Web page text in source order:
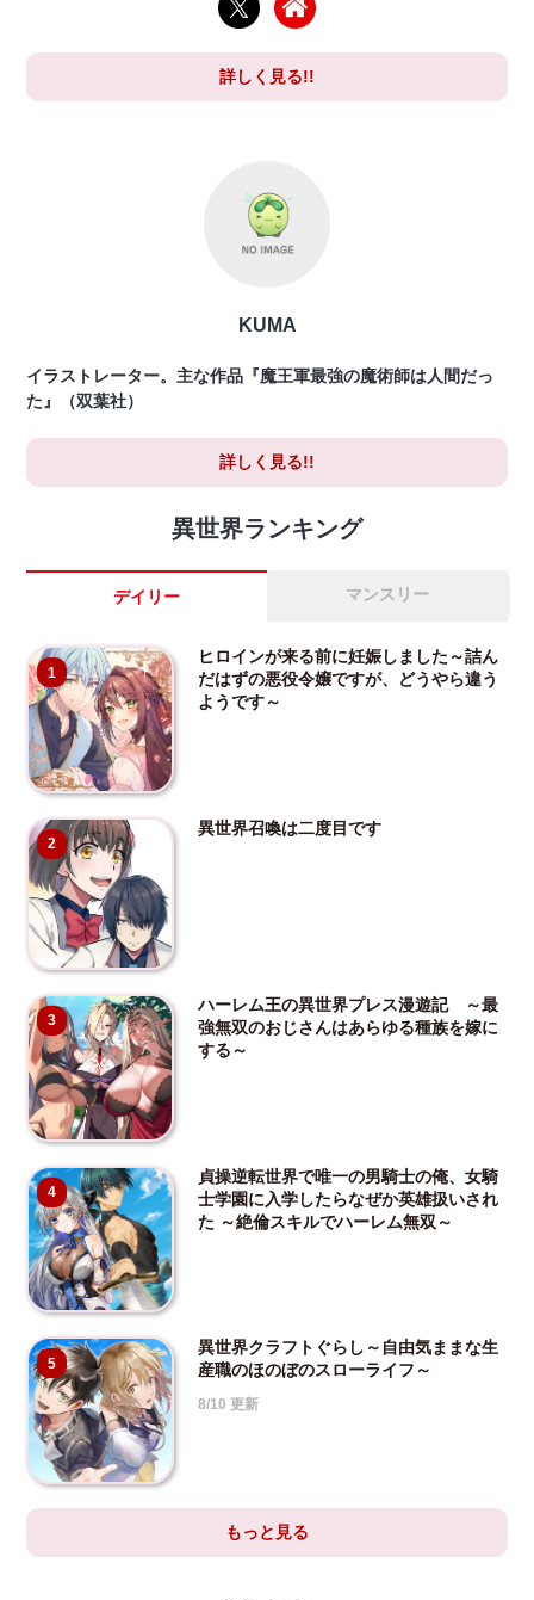
詳しく見る!!
KUMA
イラストレーター。主な作品『魔王軍最強の魔術師は人間だっ
た』（双葉社）
詳しく見る!!
異世界ランキング
デイリー マンスリー
1
ヒロインが来る前に妊娠しました～詰ん
だはずの悪役令嬢ですが、どうやら違う
ようです～
2
異世界召喚は二度目です
3
ハーレム王の異世界プレス漫遊記 ～最
強無双のおじさんはあらゆる種族を嫁に
する～
4
貞操逆転世界で唯一の男騎士の俺、女騎
士学園に入学したらなぜか英雄扱いされ
た ～絶倫スキルでハーレム無双～
5
異世界クラフトぐらし～自由気ままな生
産職のほのぼのスローライフ～
8/10 更新
もっと見る